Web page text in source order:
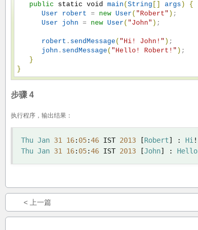
public
static void main ( String args )
{
User
robert = new User ( " Robert" ) ;
User
john = new User ( " John" ) ;
robert . sendMessage ( " Hi! John! " ) ;
john . sendMessage ( " Hello! Robert! " ) ;
}
}
步骤 4
执行程序，输出结果：
Thu Jan 31 16: 05:46 IST 2013 [Robert] : Hi !
Thu Jan 31 16: 05:46 IST 2013 [John] : Hello
< 上一篇